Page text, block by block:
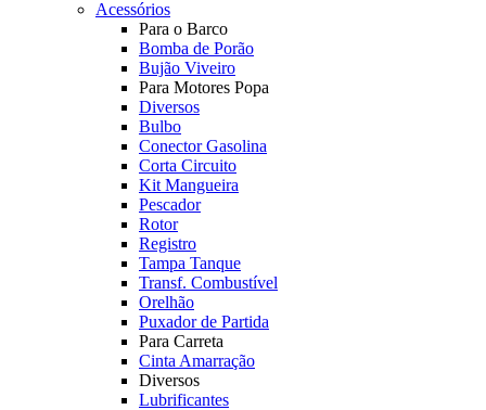
Acessórios
Para o Barco
Bomba de Porão
Bujão Viveiro
Para Motores Popa
Diversos
Bulbo
Conector Gasolina
Corta Circuito
Kit Mangueira
Pescador
Rotor
Registro
Tampa Tanque
Transf. Combustível
Orelhão
Puxador de Partida
Para Carreta
Cinta Amarração
Diversos
Lubrificantes